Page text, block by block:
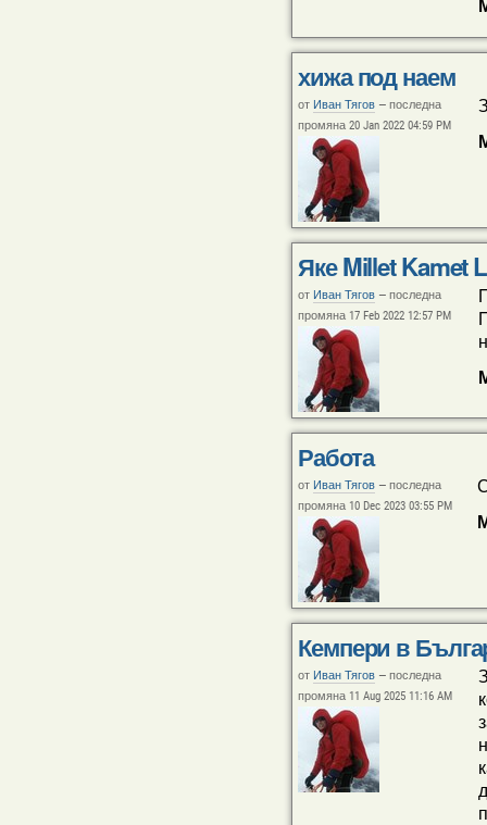
хижа под наем
от Иван Тягов —последна
промяна 20 Jan 2022 04:59 PM
Яке Millet Kamet
от Иван Тягов —последна
промяна 17 Feb 2022 12:57 PM
Работа
от Иван Тягов —последна
промяна 10 Dec 2023 03:55 PM
Кемпери в
от Иван Тягов —последна
промяна 11 Aug 2025 11:16 AM